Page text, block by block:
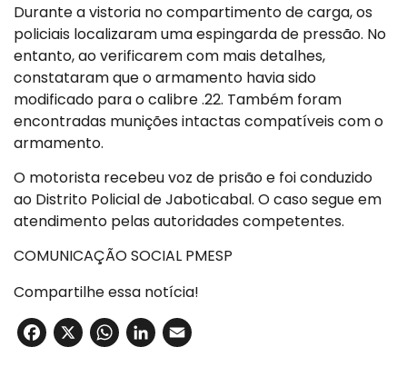
Durante a vistoria no compartimento de carga, os
policiais localizaram uma espingarda de pressão. No
entanto, ao verificarem com mais detalhes,
constataram que o armamento havia sido
modificado para o calibre .22. Também foram
encontradas munições intactas compatíveis com o
armamento.
O motorista recebeu voz de prisão e foi conduzido
ao Distrito Policial de Jaboticabal. O caso segue em
atendimento pelas autoridades competentes.
COMUNICAÇÃO SOCIAL PMESP
Compartilhe essa notícia!
Facebook
X WhatsApp
LinkedIn